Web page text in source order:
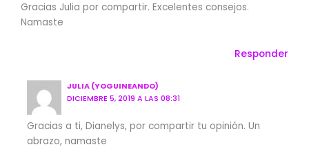
Gracias Julia por compartir. Excelentes consejos.
Namaste
Responder
JULIA (YOGUINEANDO)
DICIEMBRE 5, 2019 A LAS 08:31
Gracias a ti, Dianelys, por compartir tu opinión. Un
abrazo, namaste